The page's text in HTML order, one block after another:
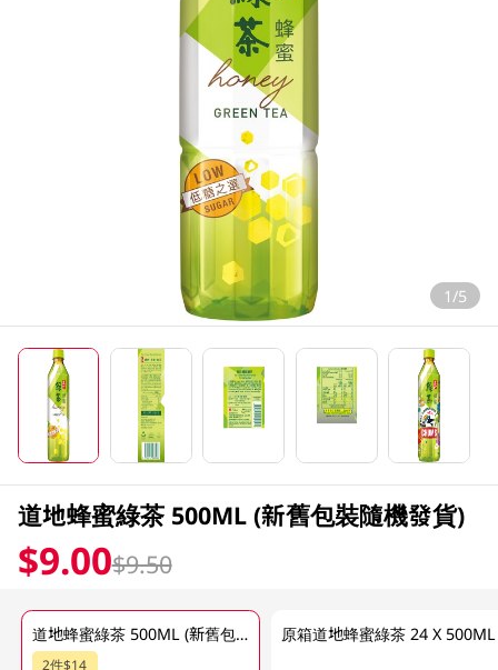
1/5
道地蜂蜜綠茶 500ML (新舊包裝隨機發貨)
$9.00$9.50
道地蜂蜜綠茶 500ML (新舊包裝隨機發貨)
2件$14
原箱道地蜂蜜綠茶 24 X 500ML